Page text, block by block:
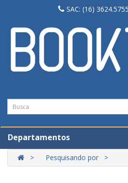
SAC: (16)
Departamentos
Pesquisando por